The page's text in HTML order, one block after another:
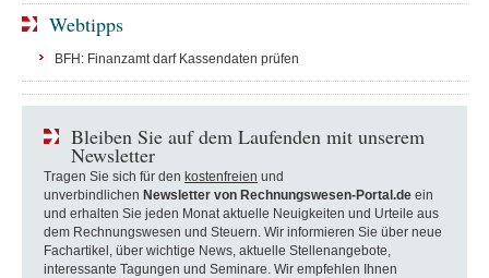
Webtipps
BFH: Finanzamt darf Kassendaten prüfen
Bleiben Sie auf dem Laufenden mit unserem
Newsletter
Tragen Sie sich für den kostenfreien und
unverbindlichen Newsletter von Rechnungswesen-Portal.de ein
und erhalten Sie jeden Monat aktuelle Neuigkeiten und Urteile aus
dem Rechnungswesen und Steuern. Wir informieren Sie über neue
Fachartikel, über wichtige News, aktuelle Stellenangebote,
interessante Tagungen und Seminare. Wir empfehlen Ihnen